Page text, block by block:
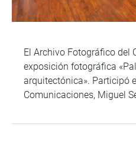
El Archivo Fotográfico del
exposición fotográfica
arquitectónica». Participó
Comunicaciones, Miguel